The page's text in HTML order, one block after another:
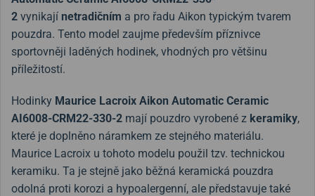
2 vynikají netradičním a pro řadu Aikon typickým tvarem
pouzdra. Tento model zaujme především příznivce
sportovněji laděných hodinek, vhodných pro většinu
příležitostí.
Hodinky Maurice Lacroix Aikon Automatic Ceramic
AI6008-CRM22-330-2 mají pouzdro vyrobené z keramiky,
které je doplněno náramkem ze stejného materiálu.
Maurice Lacroix u tohoto modelu použil tzv. technickou
keramiku. Ta je stejně jako běžná keramická pouzdra
odolná proti korozi a hypoalergenní, ale představuje také